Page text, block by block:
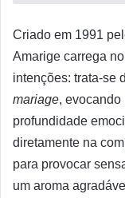
Criado em 1991
Amarige carrega
intenções: trata-se
mariage, evocando
profundidade
diretamente na
para provocar
um aroma